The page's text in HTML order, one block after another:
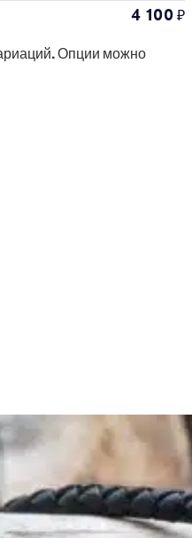
4 100₽
Опции можно